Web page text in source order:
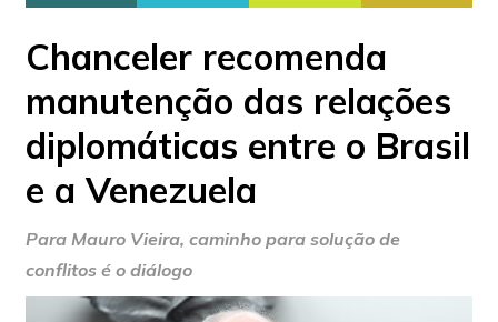
Chanceler recomenda
manutenção das relações
diplomáticas entre o Brasil
e a Venezuela
Para Mauro Vieira, caminho para solução de
conflitos é o diálogo